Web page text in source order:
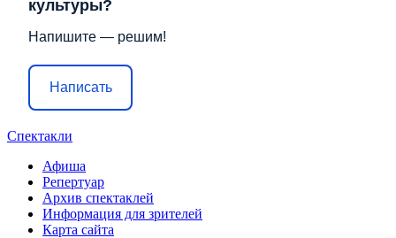
культуры?
Напишите — решим!
Написать
Спектакли
Афиша
Репертуар
Архив спектаклей
Информация для зрителей
Карта сайта